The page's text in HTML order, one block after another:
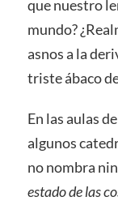
que nuestro
mundo?
asnos a la
triste ábaco
En las aulas
algunos
no nombra
estado de las